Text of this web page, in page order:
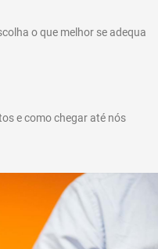
o que melhor se adequa
e como chegar até nós